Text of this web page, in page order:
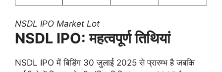
NSDL IPO Market Lot
NSDL IPO: महत्वपूर्ण तिथियां
NSDL IPO में बिडिंग 30 जुलाई 2025 से प्रारम्भ है जबकि